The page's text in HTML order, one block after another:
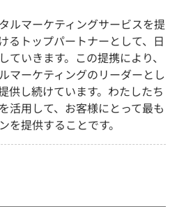
ルマーケティングサービスを提
るトップパートナーとして、日
いきます。この提携により、
マーケティングのリーダーとし
供し続けています。わたしたち
活用して、お客様にとって最も
提供することです。